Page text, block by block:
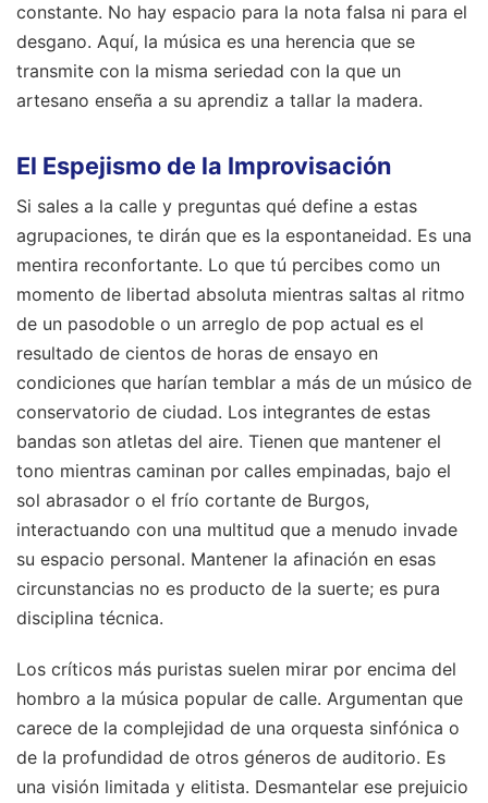
constante. No hay espacio para la nota falsa ni para el
desgano. Aquí, la música es una herencia que se
transmite con la misma seriedad con la que un
artesano enseña a su aprendiz a tallar la madera.
El Espejismo de la Improvisación
Si sales a la calle y preguntas qué define a estas
agrupaciones, te dirán que es la espontaneidad. Es una
mentira reconfortante. Lo que tú percibes como un
momento de libertad absoluta mientras saltas al ritmo
de un pasodoble o un arreglo de pop actual es el
resultado de cientos de horas de ensayo en
condiciones que harían temblar a más de un músico de
conservatorio de ciudad. Los integrantes de estas
bandas son atletas del aire. Tienen que mantener el
tono mientras caminan por calles empinadas, bajo el
sol abrasador o el frío cortante de Burgos,
interactuando con una multitud que a menudo invade
su espacio personal. Mantener la afinación en esas
circunstancias no es producto de la suerte; es pura
disciplina técnica.
Los críticos más puristas suelen mirar por encima del
hombro a la música popular de calle. Argumentan que
carece de la complejidad de una orquesta sinfónica o
de la profundidad de otros géneros de auditorio. Es
una visión limitada y elitista. Desmantelar ese prejuicio